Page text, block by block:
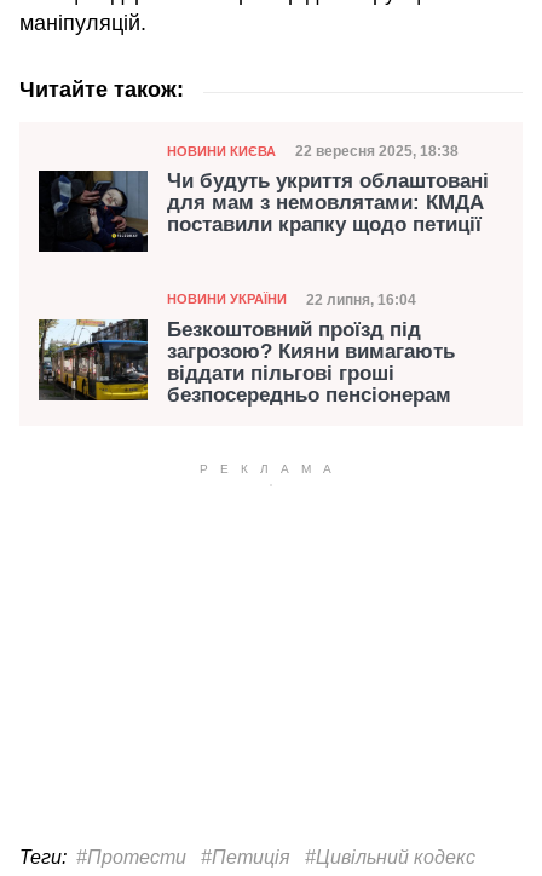
маніпуляцій.
Читайте також:
Категорія
НОВИНИ КИЄВА Дата публікації
22 вересня 2025, 18:38
Чи будуть укриття облаштовані
для мам з немовлятами: КМДА
поставили крапку щодо петиції
Категорія
НОВИНИ УКРАЇНИ Дата публікації
22 липня, 16:04
Безкоштовний проїзд під
загрозою? Кияни вимагають
віддати пільгові гроші
безпосередньо пенсіонерам
Теги: #Протести #Петиція #Цивільний кодекс